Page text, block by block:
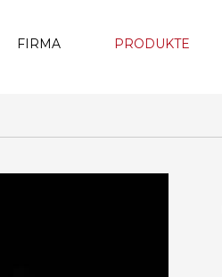
FIRMA PRODUKTE